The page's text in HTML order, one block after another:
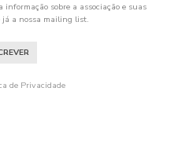
sobre a associação e suas
já a nossa mailing list.
de Privacidade